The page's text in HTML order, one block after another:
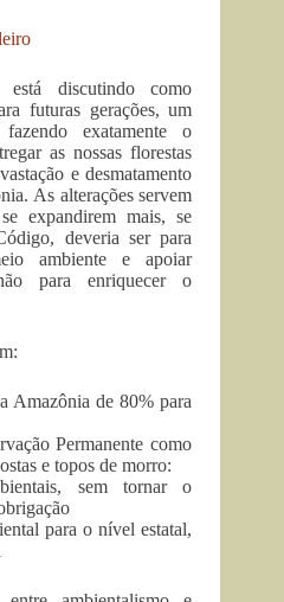
discutindo como
futuras gerações, um
exatamente o
as nossas florestas
e desmatamento
As alterações servem
expandirem mais, se
deveria ser para
ambiente e apoiar
para enriquecer o
Amazônia de 80% para
Permanente como
e topos de morro:
sem tornar o
para o nível estatal,